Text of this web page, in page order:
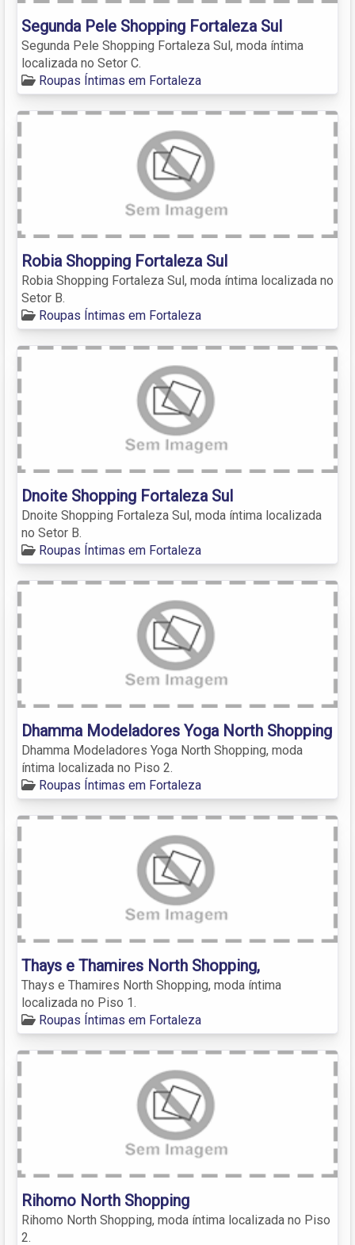
Segunda Pele Shopping Fortaleza Sul
Segunda Pele Shopping Fortaleza Sul, moda íntima
localizada no Setor C.
Roupas Íntimas em Fortaleza
Robia Shopping Fortaleza Sul
Robia Shopping Fortaleza Sul, moda íntima localizada no
Setor B.
Roupas Íntimas em Fortaleza
Dnoite Shopping Fortaleza Sul
Dnoite Shopping Fortaleza Sul, moda íntima localizada
no Setor B.
Roupas Íntimas em Fortaleza
Dhamma Modeladores Yoga North Shopping
Dhamma Modeladores Yoga North Shopping, moda
íntima localizada no Piso 2.
Roupas Íntimas em Fortaleza
Thays e Thamires North Shopping,
Thays e Thamires North Shopping, moda íntima
localizada no Piso 1.
Roupas Íntimas em Fortaleza
Rihomo North Shopping
Rihomo North Shopping, moda íntima localizada no Piso
2.